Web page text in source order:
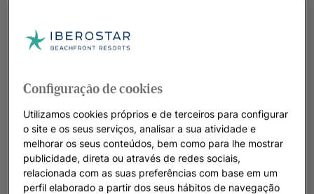
Configuração de cookies
Utilizamos cookies próprios e de terceiros para configurar
o site e os seus serviços, analisar a sua atividade e
melhorar os seus conteúdos, bem como para lhe mostrar
publicidade, direta ou através de redes sociais,
relacionada com as suas preferências com base em um
perfil elaborado a partir dos seus hábitos de navegação